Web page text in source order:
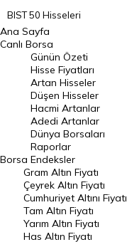
BIST 50 Hisseleri
BIST 100 Hisseleri
En Çok Artan Hisseler
En Çok Düşen Hisseler
Hacmi Artanlar
Geçmiş Kapanışlar
Dünya Borsaları
Raporlar
Endeksler
DÖVİZ
Ana Sayfa
Canlı Borsa
Borsa
Günün Özeti
Hisse Fiyatları
Artan Hisseler
Düşen Hisseler
Hacmi Artanlar
Adedi Artanlar
Dünya Borsaları
Raporlar
Endeksler
Gram Altın Fiyatı
Çeyrek Altın Fiyatı
Cumhuriyet Altını Fiyatı
Tam Altın Fiyatı
Yarım Altın Fiyatı
Has Altın Fiyatı